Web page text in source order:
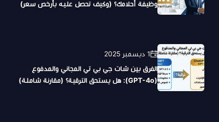
وظيفة أحلامك؟ (وكيف تحصل عليه بأرخص سعر)
1 ديسمبر 2025
الفرق بين شات جي بي تي المجاني والمدفوع
(GPT-4o): هل يستحق الترقية؟ (مقارنة شاملة)